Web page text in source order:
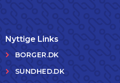
Nyttige Links
BORGER.DK
SUNDHED.DK